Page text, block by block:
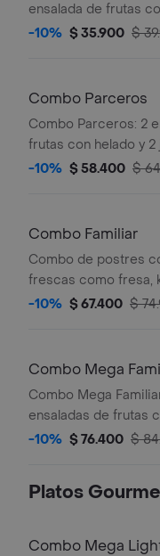
ensalada de frutas
rallado, salsa de
-10% $ 35.900 $
Combo Parceros
Combo Parceros: 2
frutas con helado y 2
Incluye frutas como
-10% $ 58.400 $
Combo Familiar
Combo de postres
frescas como fresa,
pitahaya,
-10% $ 67.400 $
Combo Mega
Combo Mega
ensaladas de frutas
jugos. Las ensaladas
queso rallado.
-10% $ 76.400 $
Platos
Combo Mega